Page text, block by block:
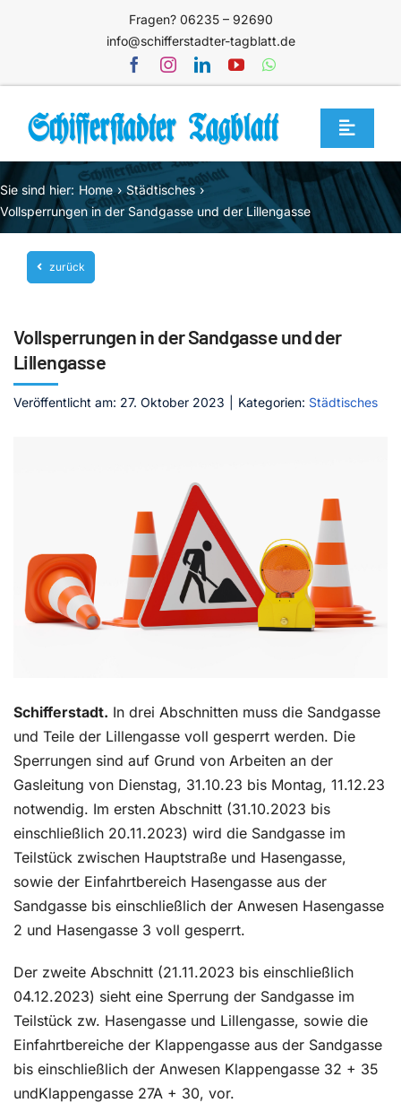
Fragen? 06235 – 92690
info@schifferstadter-tagblatt.de
Toggle
Home
Themen
Blog
Unternehmen
Mediathek
Jetzt abonnieren
Sie sind hier: Home
Städtisches
Vollsperrungen in der Sandgasse und der Lillengasse
zurück
Vollsperrungen in der Sandgasse und der
Lillengasse
Veröffentlicht am: 27. Oktober 2023 Kategorien: Städtisches
Schifferstadt. In drei Abschnitten muss die Sandgasse
und Teile der Lillengasse voll gesperrt werden. Die
Sperrungen sind auf Grund von Arbeiten an der
Gasleitung von Dienstag, 31.10.23 bis Montag, 11.12.23
notwendig. Im ersten Abschnitt (31.10.2023 bis
einschließlich 20.11.2023) wird die Sandgasse im
Teilstück zwischen Hauptstraße und Hasengasse,
sowie der Einfahrtbereich Hasengasse aus der
Sandgasse bis einschließlich der Anwesen Hasengasse
2 und Hasengasse 3 voll gesperrt.
Der zweite Abschnitt (21.11.2023 bis einschließlich
04.12.2023) sieht eine Sperrung der Sandgasse im
Teilstück zw. Hasengasse und Lillengasse, sowie die
Einfahrtbereiche der Klappengasse aus der Sandgasse
bis einschließlich der Anwesen Klappengasse 32 + 35
undKlappengasse 27A + 30, vor.